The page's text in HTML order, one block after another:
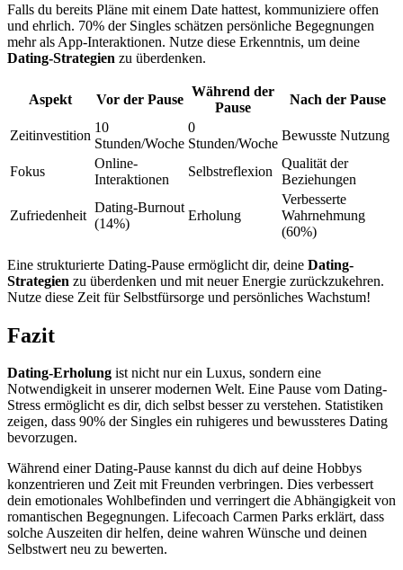
Falls du bereits Pläne mit einem Date hattest, kommuniziere offen
und ehrlich. 70% der Singles schätzen persönliche Begegnungen
mehr als App-Interaktionen. Nutze diese Erkenntnis, um deine
Dating-Strategien zu überdenken.
Aspekt Vor der Pause
Während der
Pause
Nach der Pause
Zeitinvestition
10
Stunden/Woche
0
Stunden/Woche
Bewusste Nutzung
Fokus
Online-
Interaktionen
Selbstreflexion
Qualität der
Beziehungen
Zufriedenheit
Dating-Burnout
(14%)
Erholung
Verbesserte
Wahrnehmung
(60%)
Eine strukturierte Dating-Pause ermöglicht dir, deine Dating-
Strategien zu überdenken und mit neuer Energie zurückzukehren.
Nutze diese Zeit für Selbstfürsorge und persönliches Wachstum!
Fazit
Dating-Erholung ist nicht nur ein Luxus, sondern eine
Notwendigkeit in unserer modernen Welt. Eine Pause vom Dating-
Stress ermöglicht es dir, dich selbst besser zu verstehen. Statistiken
zeigen, dass 90% der Singles ein ruhigeres und bewussteres Dating
bevorzugen.
Während einer Dating-Pause kannst du dich auf deine Hobbys
konzentrieren und Zeit mit Freunden verbringen. Dies verbessert
dein emotionales Wohlbefinden und verringert die Abhängigkeit von
romantischen Begegnungen. Lifecoach Carmen Parks erklärt, dass
solche Auszeiten dir helfen, deine wahren Wünsche und deinen
Selbstwert neu zu bewerten.